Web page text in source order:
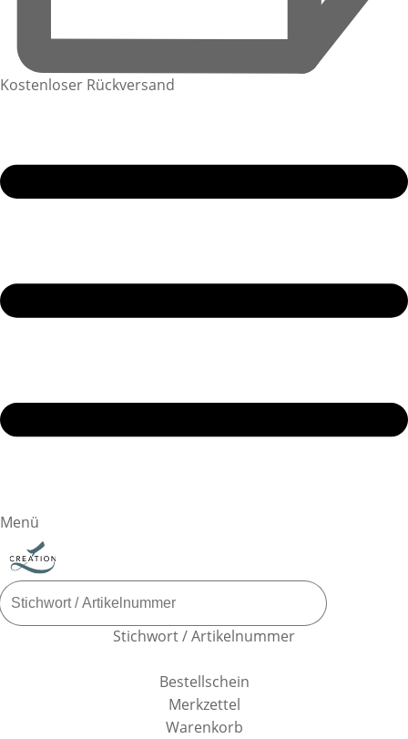
Kostenloser Rückversand
Menü
Stichwort / Artikelnummer
Bestellschein
Merkzettel
Warenkorb